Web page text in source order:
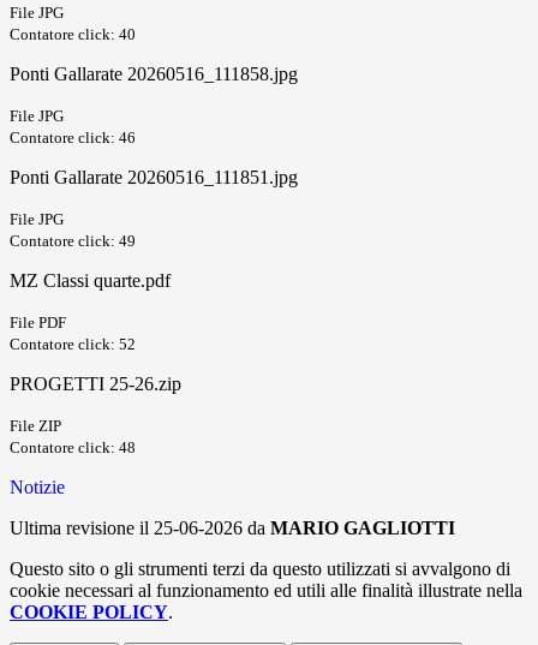
File JPG
Contatore click: 40
Ponti Gallarate 20260516_111858.jpg
File JPG
Contatore click: 46
Ponti Gallarate 20260516_111851.jpg
File JPG
Contatore click: 49
MZ Classi quarte.pdf
File PDF
Contatore click: 52
PROGETTI 25-26.zip
File ZIP
Contatore click: 48
Notizie
Ultima revisione il 25-06-2026 da MARIO GAGLIOTTI
Questo sito o gli strumenti terzi da questo utilizzati si avvalgono di
cookie necessari al funzionamento ed utili alle finalità illustrate nella
COOKIE POLICY.